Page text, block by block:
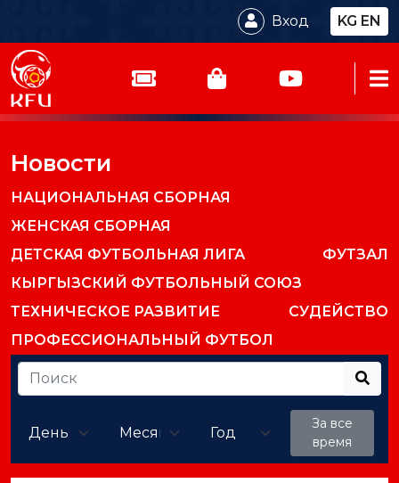
Вход KG EN
Новости
НАЦИОНАЛЬНАЯ СБОРНАЯ
ЖЕНСКАЯ СБОРНАЯ
ДЕТСКАЯ ФУТБОЛЬНАЯ ЛИГА
ФУТЗАЛ
КЫРГЫЗСКИЙ ФУТБОЛЬНЫЙ СОЮЗ
ТЕХНИЧЕСКОЕ РАЗВИТИЕ
СУДЕЙСТВО
ПРОФЕССИОНАЛЬНЫЙ ФУТБОЛ
За все
время